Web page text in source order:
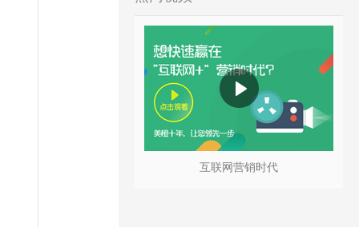
互联网营销时代